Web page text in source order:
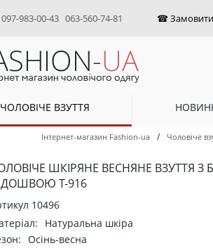
097-983-00-43 063-560-74-81
ЧОЛОВІЧЕ ВЗУТТЯ
Інтернет-магазин Fashion-ua / Чоловіче
ШКІРЯНЕ ВЕСНЯНЕ ВЗУТТЯ З
Т-916
10496
Натуральна шкіра
Осінь-весна